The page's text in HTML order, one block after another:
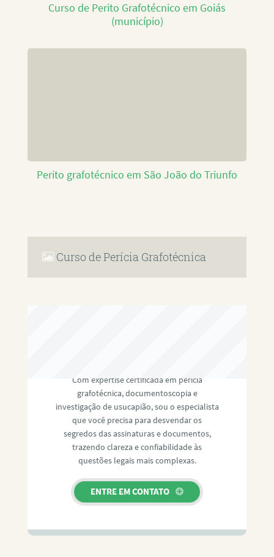
Curso de Perito Grafotécnico em Goiás
(município)
Perito grafotécnico em São João do Triunfo
Curso de Perícia Grafotécnica
Com expertise certificada em perícia
grafotécnica, documentoscopia e
investigação de usucapião, sou o especialista
que você precisa para desvendar os
segredos das assinaturas e documentos,
trazendo clareza e confiabilidade às
questões legais mais complexas.
ENTRE EM CONTATO